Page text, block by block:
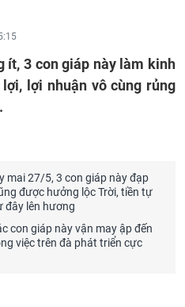
ít, 3 con giáp này làm kinh
lợi nhuận vô cùng rủng
mai 27/5, 3 con giáp này đạp
được hưởng lộc Trời, tiền tự
đây lên hương
con giáp này vận may ập đến
việc trên đà phát triển cực